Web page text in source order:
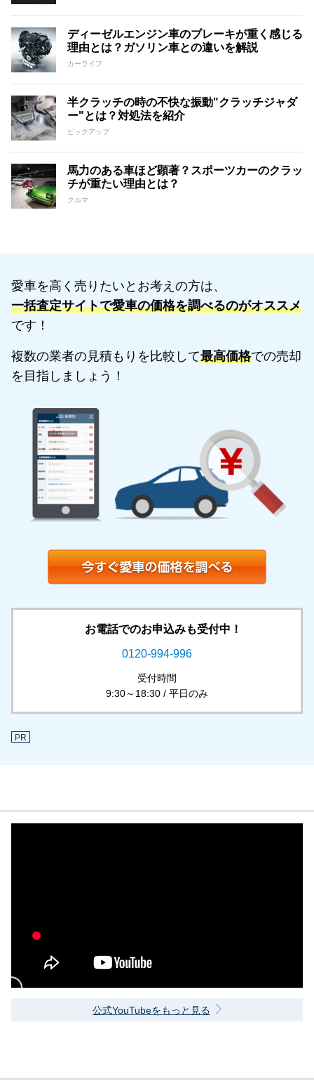
ディーゼルエンジン車のブレーキが重く感じる
理由とは？ガソリン車との違いを解説
カーライフ
半クラッチの時の不快な振動"クラッチジャダ
ー"とは？対処法を紹介
ピックアップ
馬力のある車ほど顕著？スポーツカーのクラッ
チが重たい理由とは？
クルマ
愛車を高く売りたいとお考えの方は、
一括査定サイトで愛車の価格を調べるのがオススメ
です！
複数の業者の見積もりを比較して最高価格での売却
を目指しましょう！
お電話でのお申込みも受付中！
0120-994-996
受付時間
9:30～18:30 / 平日のみ
PR
公式YouTubeをもっと見る